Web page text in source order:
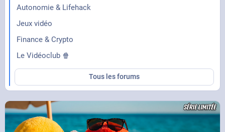
Autonomie & Lifehack
Jeux vidéo
Finance & Crypto
Le Vidéoclub 🍿
Tous les forums